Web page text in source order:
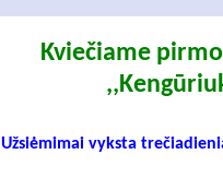
Kviečiame
Užsiėmimai vyksta